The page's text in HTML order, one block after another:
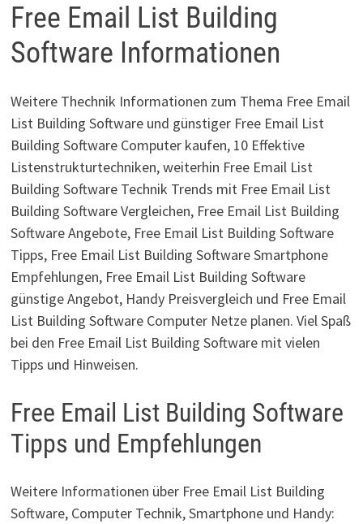
Free Email List Building
Software Informationen
Weitere Thechnik Informationen zum Thema Free Email
List Building Software und günstiger Free Email List
Building Software Computer kaufen, 10 Effektive
Listenstrukturtechniken, weiterhin Free Email List
Building Software Technik Trends mit Free Email List
Building Software Vergleichen, Free Email List Building
Software Angebote, Free Email List Building Software
Tipps, Free Email List Building Software Smartphone
Empfehlungen, Free Email List Building Software
günstige Angebot, Handy Preisvergleich und Free Email
List Building Software Computer Netze planen. Viel Spaß
bei den Free Email List Building Software mit vielen
Tipps und Hinweisen.
Free Email List Building Software
Tipps und Empfehlungen
Weitere Informationen über Free Email List Building
Software, Computer Technik, Smartphone und Handy: